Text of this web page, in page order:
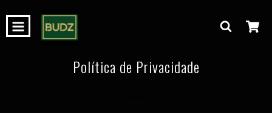
Política de Privacidade